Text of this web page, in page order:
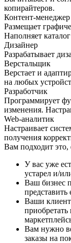
копирайтеров.
Контент-менеджер
Размещает
Наполняет
Дизайнер
Разрабатывает
Верстальщик
Верстает и
на любых
Разработчик
Программирует
изменения.
Web-аналитик
Настраивает
получения
Вам подходит это,
У вас уже
устарел и/
Ваш бизнес
представить
Ваши
Вам нужно
заказы на